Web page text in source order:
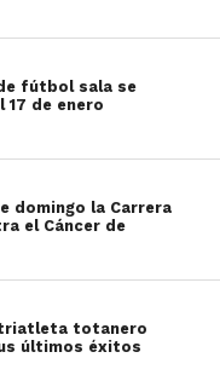
fútbol sala se
17 de enero
domingo la Carrera
el Cáncer de
totanero
últimos éxitos